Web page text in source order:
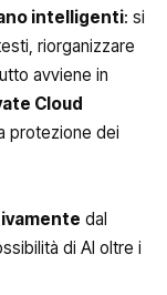
intelligenti: si
riorganizzare
avviene in
Cloud
protezione dei
dal
di AI oltre i